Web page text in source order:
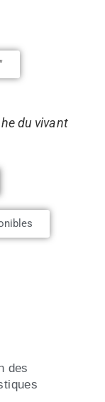
du vivant
des